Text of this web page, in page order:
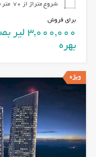
شروع متراژ از 70 متر
برای فروش
بهره
ویژه